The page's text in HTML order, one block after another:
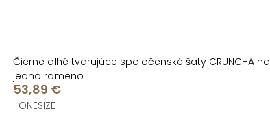
Čierne dlhé tvarujúce spoločenské šaty CRUNCHA na
jedno rameno
53,89 €
ONESIZE